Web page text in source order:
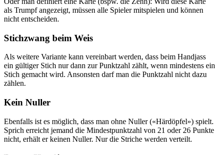
als Trumpf angezeigt, müssen alle Spieler mitspielen und können
nicht entscheiden.
Stichzwang beim Weis
Als weitere Variante kann vereinbart werden, dass beim Handjass
ein gültiger Stich nur dann zur Punktzahl zählt, wenn mindestens ein
Stich gemacht wird. Ansonsten darf man die Punktzahl nicht dazu
zählen.
Kein Nuller
Ebenfalls ist es möglich, dass man ohne Nuller («Härdöpfel») spielt.
Sprich erreicht jemand die Mindestpunktzahl von 21 oder 26 Punkte
nicht, erhält er keinen Nuller. Nur die Striche werden verteilt.